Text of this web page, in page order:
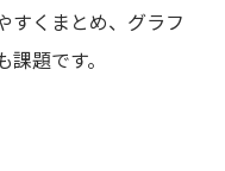
すくまとめ、グラフ
題です。